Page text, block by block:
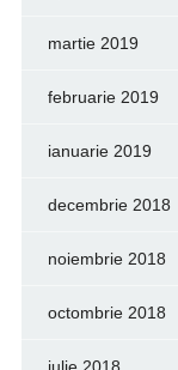
martie 2019
februarie 2019
ianuarie 2019
decembrie 2018
noiembrie 2018
octombrie 2018